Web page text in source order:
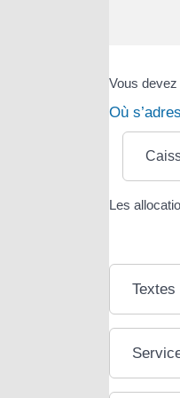
Vous
Où
Les